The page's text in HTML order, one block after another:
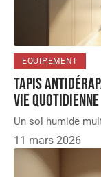
EQUIPEMENT
Tapis
vie quotidienne
Un sol humide
11 mars 2026